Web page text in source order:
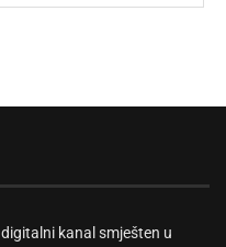
kanal smješten u